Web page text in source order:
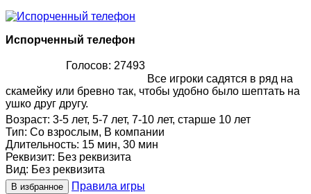
Испорченный телефон
Голосов: 27493
Все игроки садятся в ряд на
скамейку или бревно так, чтобы удобно было шептать на
ушко друг другу.
Возраст: 3-5 лет, 5-7 лет, 7-10 лет, старше 10 лет
Тип: Со взрослым, В компании
Длительность: 15 мин, 30 мин
Реквизит: Без реквизита
Вид: Без реквизита
В избранное Правила игры